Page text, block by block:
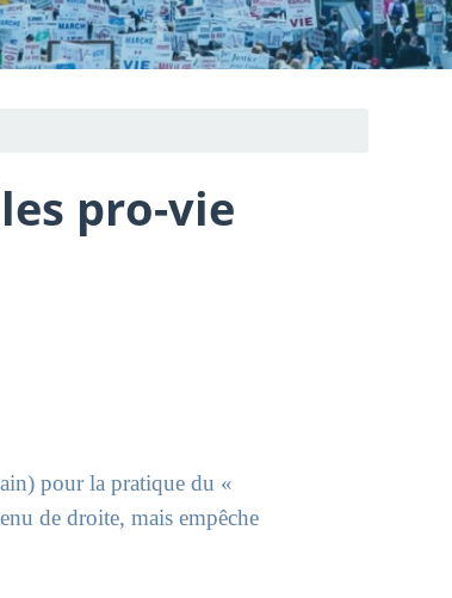
pro-vie
pour la pratique du «
de droite, mais empêche